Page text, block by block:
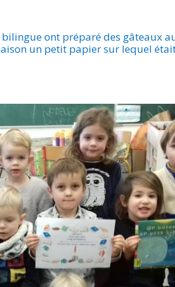
ont préparé des gâteaux
un petit papier sur lequel